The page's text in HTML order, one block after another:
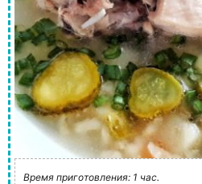
Время приготовления: 1 час.